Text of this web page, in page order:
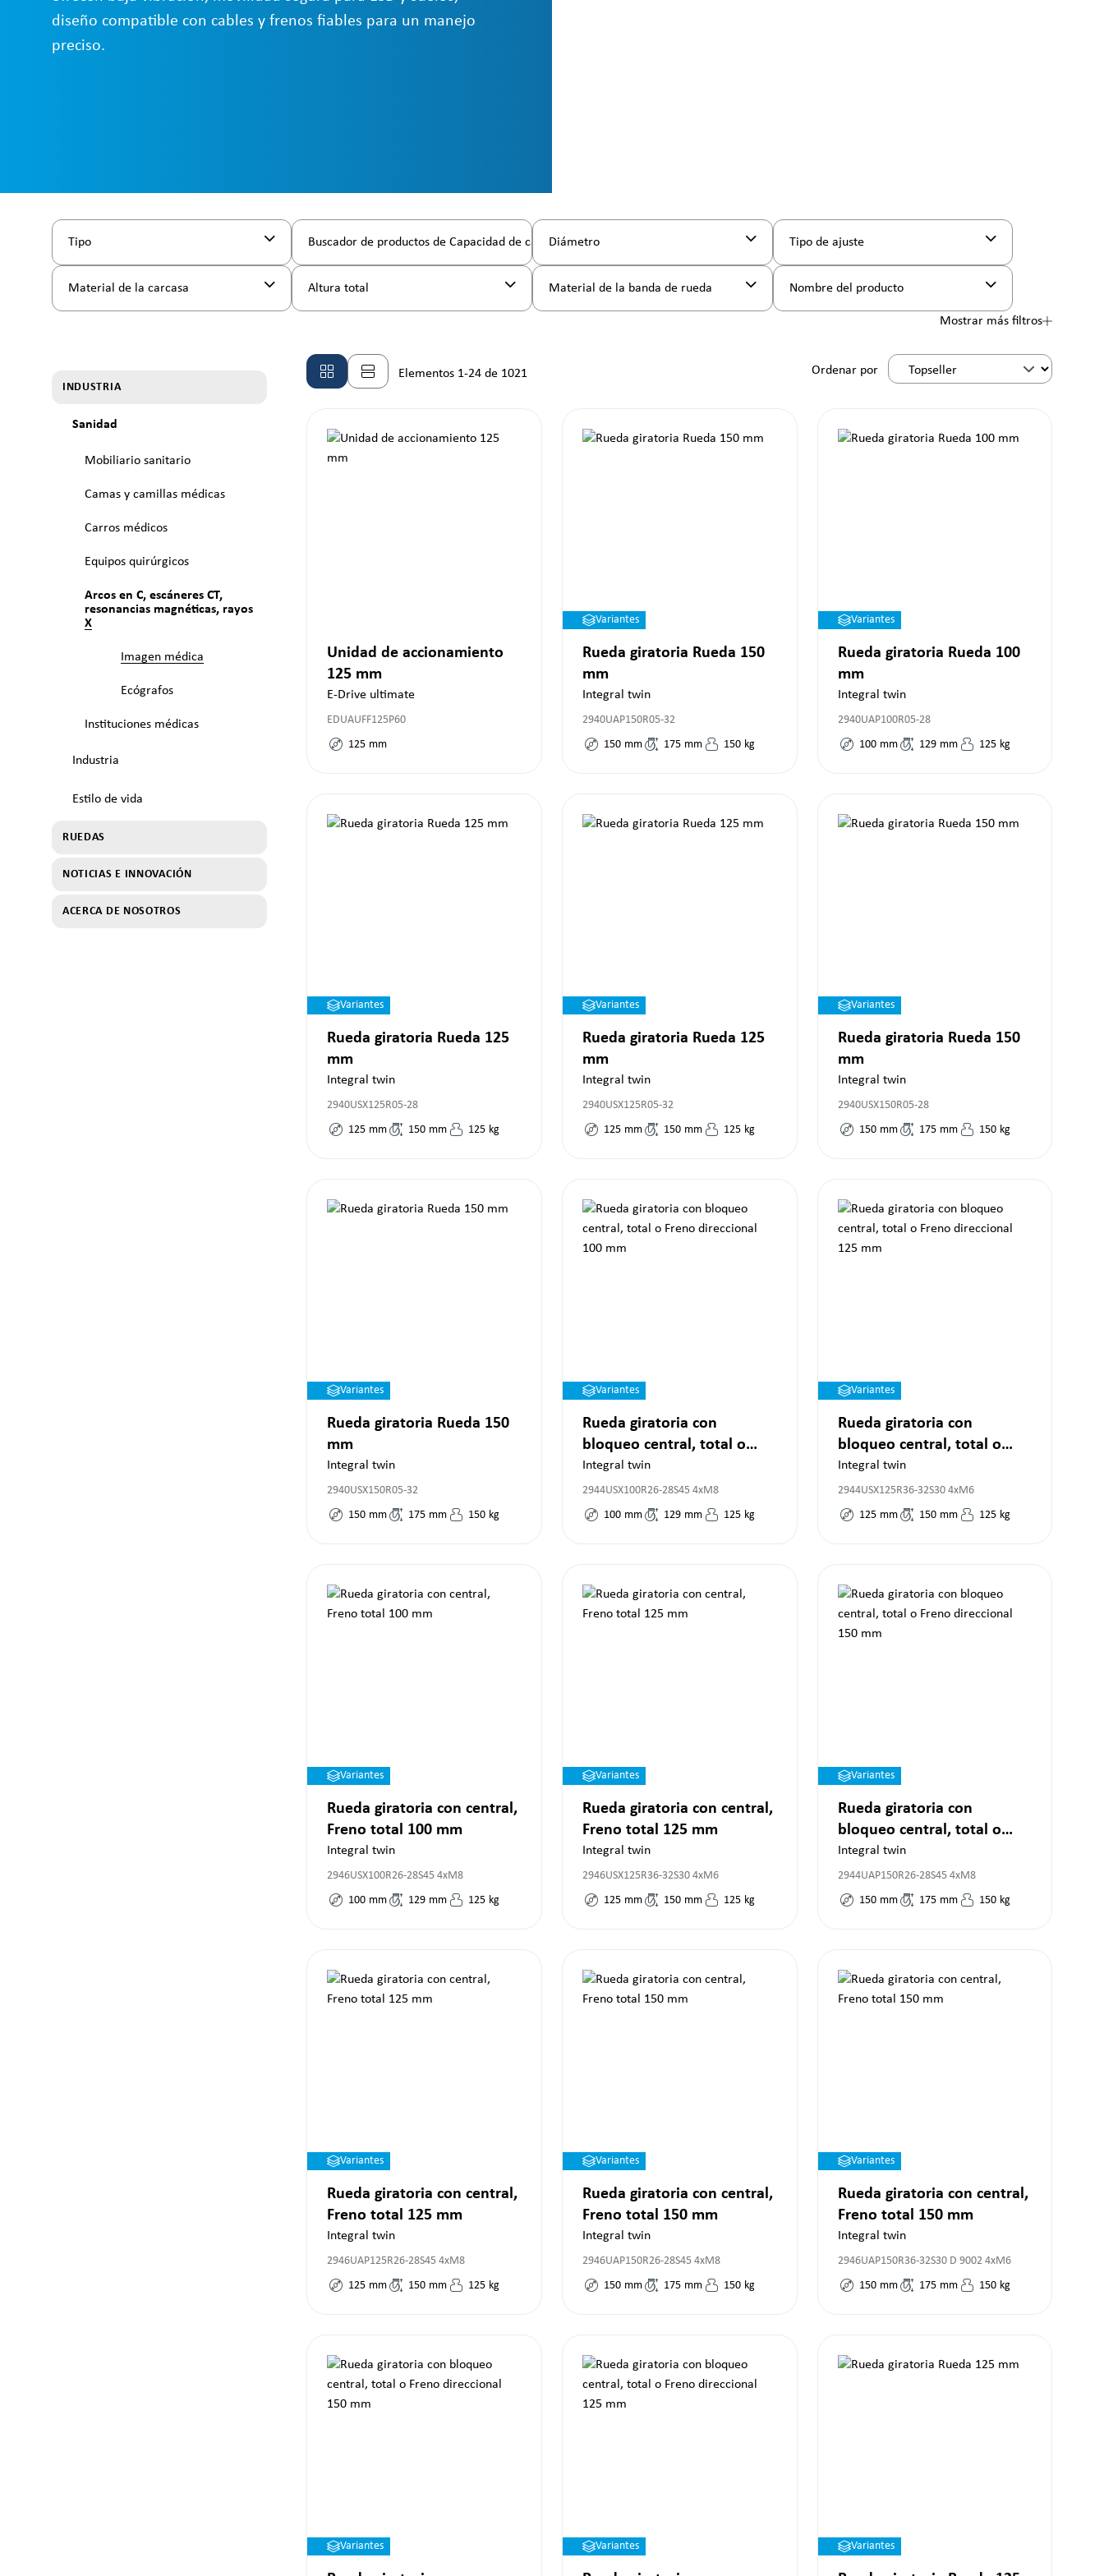
diseño compatible con cables y frenos fiables para un manejo
preciso.
Tipo Buscador de productos de Capacidad de cargaDiámetro Tipo de ajuste
Material de la carcasa Altura total Material de la banda de rueda Nombre del producto
Mostrar más filtros
INDUSTRIA
Sanidad
Mobiliario sanitario
Camas y camillas médicas
Carros médicos
Equipos quirúrgicos
Arcos en C, escáneres CT,
resonancias magnéticas, rayos
X
Imagen médica
Ecógrafos
Instituciones médicas
Industria
Estilo de vida
RUEDAS
NOTICIAS E INNOVACIÓN
ACERCA DE NOSOTROS
Elementos 1-24 de 1021 Ordenar por
Unidad de accionamiento
125 mm
E-Drive ultimate
EDUAUFF125P60
125 mm
Variantes
Rueda giratoria Rueda 150
mm
Integral twin
2940UAP150R05-32
150 mm 175 mm 150 kg
Variantes
Rueda giratoria Rueda 100
mm
Integral twin
2940UAP100R05-28
100 mm 129 mm 125 kg
Variantes
Rueda giratoria Rueda 125
mm
Integral twin
2940USX125R05-28
125 mm 150 mm 125 kg
Variantes
Rueda giratoria Rueda 125
mm
Integral twin
2940USX125R05-32
125 mm 150 mm 125 kg
Variantes
Rueda giratoria Rueda 150
mm
Integral twin
2940USX150R05-28
150 mm 175 mm 150 kg
Variantes
Rueda giratoria Rueda 150
mm
Integral twin
2940USX150R05-32
150 mm 175 mm 150 kg
Variantes
Rueda giratoria con
bloqueo central, total o
Freno direccional 100 mm
Integral twin
2944USX100R26-28S45 4xM8
100 mm 129 mm 125 kg
Variantes
Rueda giratoria con
bloqueo central, total o
Freno direccional 125 mm
Integral twin
2944USX125R36-32S30 4xM6
125 mm 150 mm 125 kg
Variantes
Rueda giratoria con central,
Freno total 100 mm
Integral twin
2946USX100R26-28S45 4xM8
100 mm 129 mm 125 kg
Variantes
Rueda giratoria con central,
Freno total 125 mm
Integral twin
2946USX125R36-32S30 4xM6
125 mm 150 mm 125 kg
Variantes
Rueda giratoria con
bloqueo central, total o
Freno direccional 150 mm
Integral twin
2944UAP150R26-28S45 4xM8
150 mm 175 mm 150 kg
Variantes
Rueda giratoria con central,
Freno total 125 mm
Integral twin
2946UAP125R26-28S45 4xM8
125 mm 150 mm 125 kg
Variantes
Rueda giratoria con central,
Freno total 150 mm
Integral twin
2946UAP150R26-28S45 4xM8
150 mm 175 mm 150 kg
Variantes
Rueda giratoria con central,
Freno total 150 mm
Integral twin
2946UAP150R36-32S30 D 9002 4xM6
150 mm 175 mm 150 kg
Variantes Variantes Variantes